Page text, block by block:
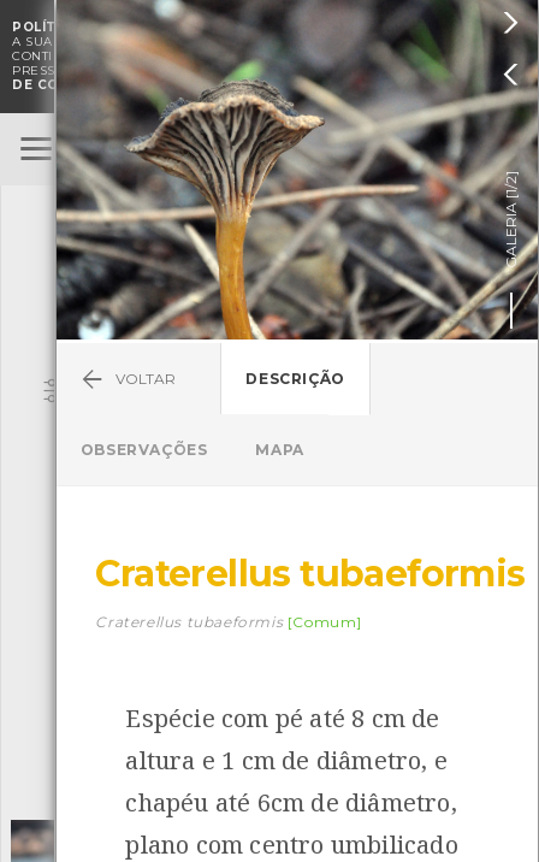
POLÍTICA DE COOKIES. O CMIA UTILIZA COOKIES PARA MELHORAR
A SUA EXPERIÊNCIA DE NAVEGAÇÃO E PARA FINS ESTATÍSTICOS.
CONTINUAÇÃO DA UTILIZAÇÃO DESTE WEBSITE E SERVIÇOS
PRESSUPÕE A ACEITAÇÃO DA UTILIZAÇÃO DE COOKIES.
POLÍTICA
DE COOKIES

ENTRAR
BioRegisto
TERMOS DE UTILIZAÇÃO
SUBMETER OBSERVAÇÃO
Pesquisa
Descarregar a app BioRegisto
Espécies 4839Observações


GALERIA [
1/2
]
VOLTAR DESCRIÇÃO
OBSERVAÇÕES MAPA
Craterellus tubaeformis
Craterellus tubaeformis [Comum]
Espécie com pé até 8 cm de
altura e 1 cm de diâmetro, e
chapéu até 6cm de diâmetro,
plano com centro umbilicado